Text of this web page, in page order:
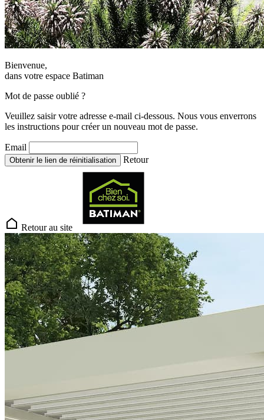
Bienvenue,
dans votre espace Batiman
Mot de passe oublié ?
Veuillez saisir votre adresse e-mail ci-dessous. Nous vous enverrons
les instructions pour créer un nouveau mot de passe.
Email
Obtenir le lien de réinitialisation Retour
Retour au site